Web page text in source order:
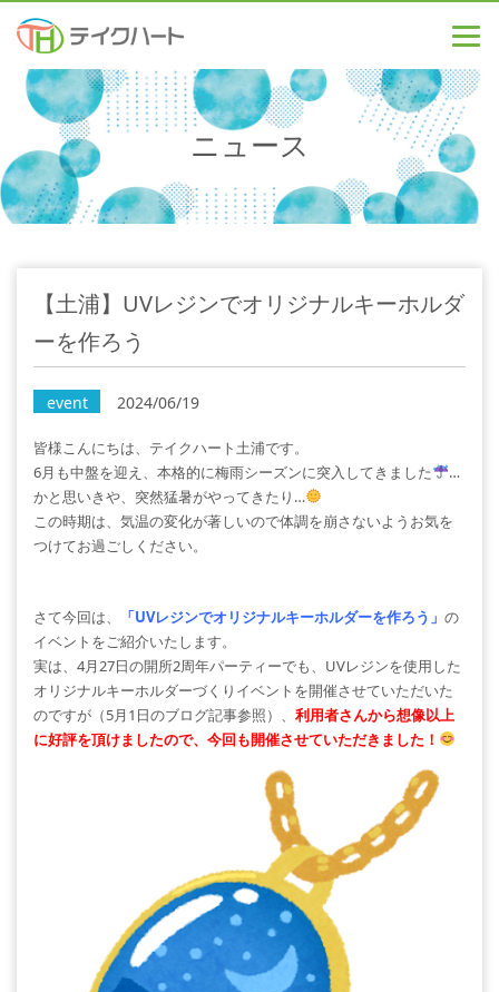
ニュース
【土浦】UVレジンでオリジナルキーホルダ
ーを作ろう
event 2024/06/19
皆様こんにちは、テイクハート土浦です。
6月も中盤を迎え、本格的に梅雨シーズンに突入してきました
…
かと思いきや、突然猛暑がやってきたり…
この時期は、気温の変化が著しいので体調を崩さないようお気を
つけてお過ごしください。
さて今回は、 「UVレジンでオリジナルキーホルダーを作ろう」 の
イベントをご紹介いたします。
実は、4月27日の開所2周年パーティーでも、UVレジンを使用した
オリジナルキーホルダーづくりイベントを開催させていただいた
のですが（5月1日のブログ記事参照）、 利用者さんから想像以上
に好評を頂けましたので、今回も開催させていただきました！